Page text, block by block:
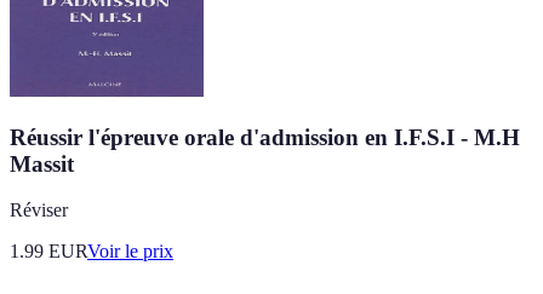
Réussir l'épreuve orale d'admission en I.F.S.I - M.H
Massit
Réviser
1.99 EURVoir le prix